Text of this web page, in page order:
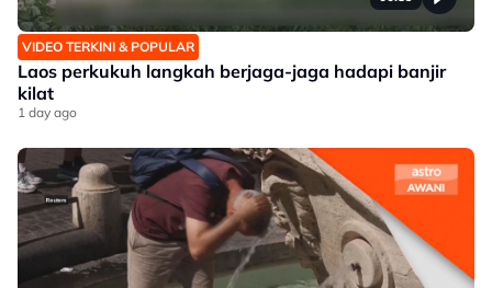
VIDEO TERKINI & POPULAR
Laos perkukuh langkah berjaga-jaga hadapi banjir
kilat
1 day ago